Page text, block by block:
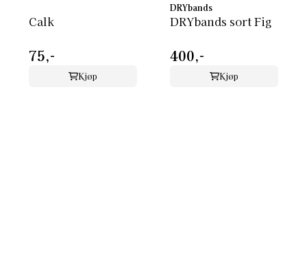
Calk
75,-
Kjøp
DRYbands
DRYbands sort Fig
400,-
Kjøp